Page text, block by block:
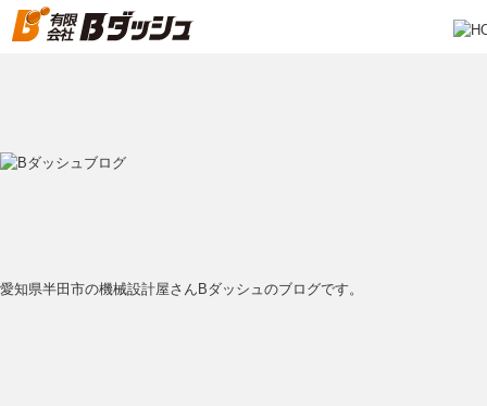
愛知県半田市の機械設計屋さんBダッシュのブログです。